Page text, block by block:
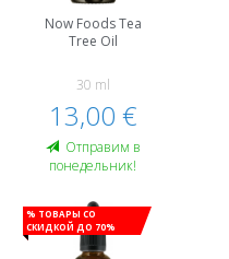
Now Foods Tea
Tree Oil
30 ml
13,00 €
Oтправим в
понедельник!
% Товары со
скидкой до 70%